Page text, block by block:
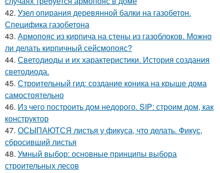
42. Узел опирания деревянной балки на газобетон.
Специфика газобетона
43. Армопояс из кирпича на стены из газоблоков. Можно
ли делать кирпичный сейсмопояс?
44. Светодиоды и их характеристики. История создания
светодиода.
45. Строительный гид: создание коника на крыше дома
самостоятельно
46. Из чего построить дом недорого. SIP: строим дом, как
конструктор
47. ОСЫПАЮТСЯ листья у фикуса, что делать. Фикус,
сбросивший листья
48. Умный выбор: основные принципы выбора
строительных лесов